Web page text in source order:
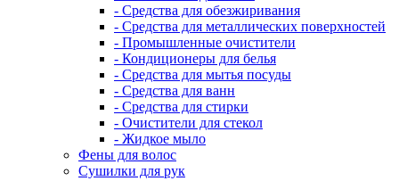
- Средства для обезжиривания
- Средства для металлических поверхностей
- Промышленные очистители
- Кондиционеры для белья
- Средства для мытья посуды
- Средства для ванн
- Средства для стирки
- Очистители для стекол
- Жидкое мыло
Фены для волос
Сушилки для рук